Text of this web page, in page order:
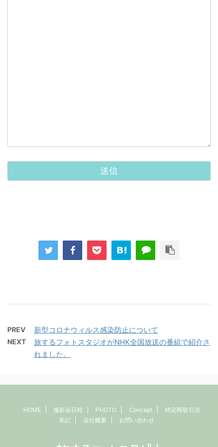
PREV 新型コロナウィルス感染防止について
NEXT
旅するフォトスタジオがNHK全国放送の番組で紹介さ
れました。
HOME 撮影会日程 PHOTO Concept
特定商取引法
表記
会社概要 お問い合わせ